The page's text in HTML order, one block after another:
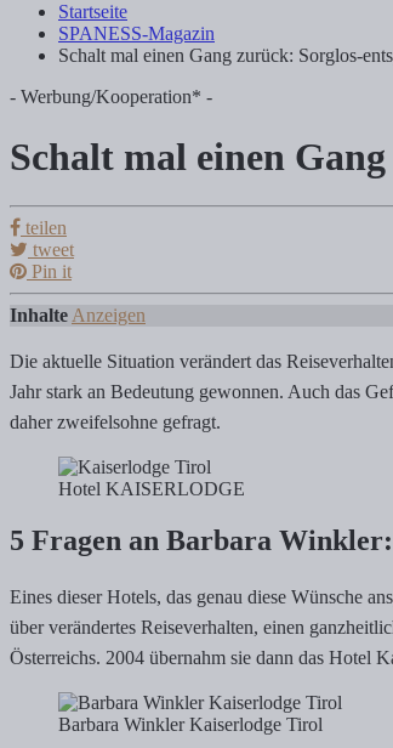
Startseite
SPANESS-Magazin
Schalt mal einen Gang zurück: Sorglos-
- Werbung/Kooperation* -
Tanja Klindworth
Schalt mal einen
teilen
tweet
Pin it
Inhalte Anzeigen
Die aktuelle Situation verändert das
Jahr stark an Bedeutung gewonnen. Auch das
daher zweifelsohne gefragt.
Hotel KAISERLODGE
5 Fragen an Barbara
Eines dieser Hotels, das genau diese Wünsche
über verändertes Reiseverhalten, einen
Österreichs. 2004 übernahm sie dann das Hotel
Barbara Winkler Kaiserlodge Tirol